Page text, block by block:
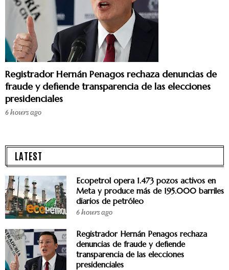
Registrador Hernán Penagos rechaza denuncias de
fraude y defiende transparencia de las elecciones
presidenciales
6 hours ago
LATEST
Ecopetrol opera 1.473 pozos activos en
Meta y produce más de 195.000 barriles
diarios de petróleo
6 hours ago
Registrador Hernán Penagos rechaza
denuncias de fraude y defiende
transparencia de las elecciones
presidenciales